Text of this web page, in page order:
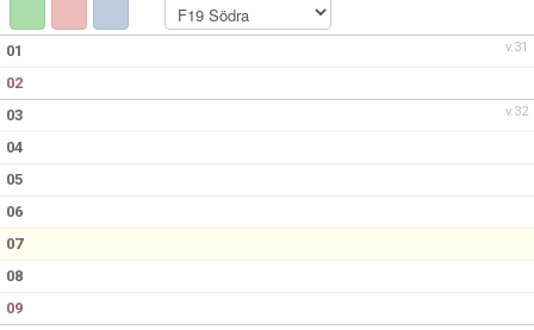
DOKUMENT
KONTAKT
v.31
01
02
v.32
03
04
05
06
07
08
09